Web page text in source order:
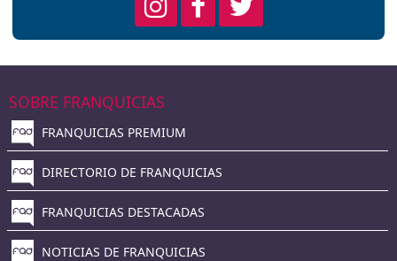
SOBRE FRANQUICIAS
FRANQUICIAS PREMIUM
DIRECTORIO DE FRANQUICIAS
FRANQUICIAS DESTACADAS
NOTICIAS DE FRANQUICIAS